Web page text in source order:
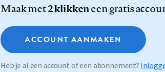
Maak met2 klikkeneen gratis
ACCOUNT AANMAKEN
Heb je al een account of een abonnement?